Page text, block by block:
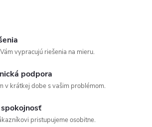
vypracujú riešenia na mieru.
podpora
v krátkej dobe s vašim problémom.
pristupujeme osobitne.